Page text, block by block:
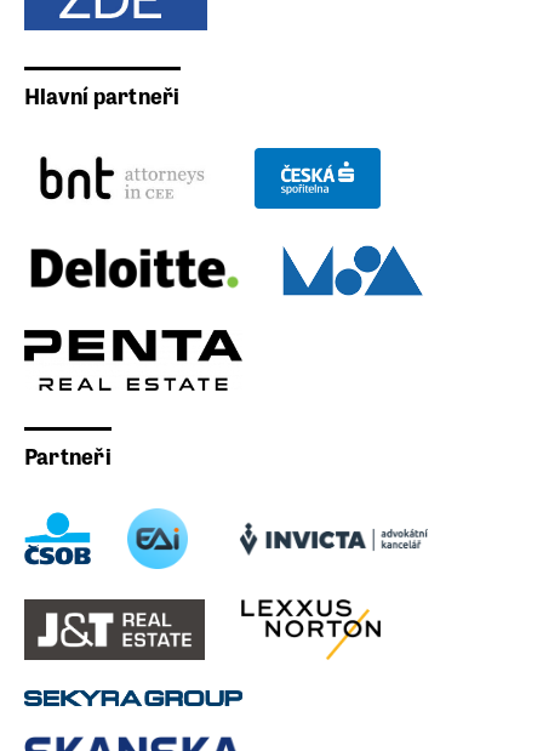
Hlavní partneři
Partneři